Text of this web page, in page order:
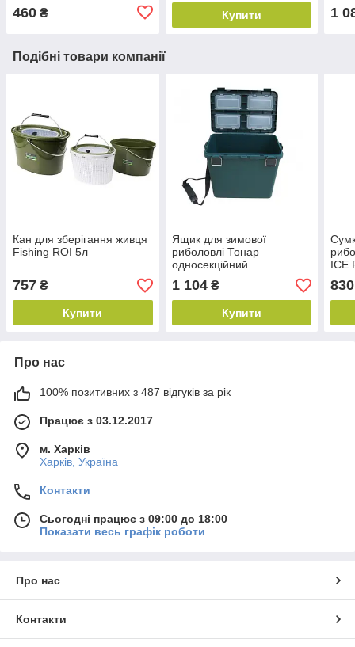
460 ₴ Купити 1
Подібні товари компанії
Кан для зберігання живця
Fishing ROI 5л
757 ₴
Купити
Ящик для зимової
риболовлі Тонар
односекційний
1 104₴
Купити
ICE
830
Про нас
100% позитивних з 487 відгуків за рік
Працює з 03.12.2017
м. Харків
Харків, Україна
Контакти
Сьогодні працює з 09:00 до 18:00
Показати весь графік роботи
Про нас
Контакти